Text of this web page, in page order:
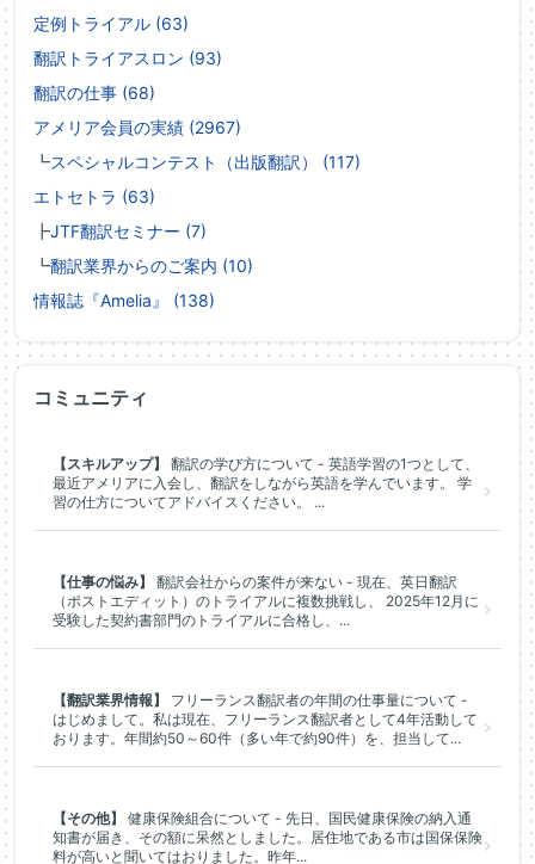
定例トライアル (63)
翻訳トライアスロン (93)
翻訳の仕事 (68)
アメリア会員の実績 (2967)
┗スペシャルコンテスト（出版翻訳） (117)
エトセトラ (63)
┣JTF翻訳セミナー (7)
┗翻訳業界からのご案内 (10)
情報誌『Amelia』 (138)
コミュニティ
【スキルアップ】
翻訳の学び方について - 英語学習の1つとして、
最近アメリアに入会し、翻訳をしながら英語を学んでいます。 学
習の仕方についてアドバイスください。 ...
【仕事の悩み】
翻訳会社からの案件が来ない - 現在、英日翻訳
（ポストエディット）のトライアルに複数挑戦し、 2025年12月に
受験した契約書部門のトライアルに合格し、...
【翻訳業界情報】
フリーランス翻訳者の年間の仕事量について -
はじめまして。私は現在、フリーランス翻訳者として4年活動して
おります。年間約50～60件（多い年で約90件）を、担当して...
【その他】
健康保険組合について - 先日、国民健康保険の納入通
知書が届き、その額に呆然としました。居住地である市は国保保険
料が高いと聞いてはおりました。昨年...